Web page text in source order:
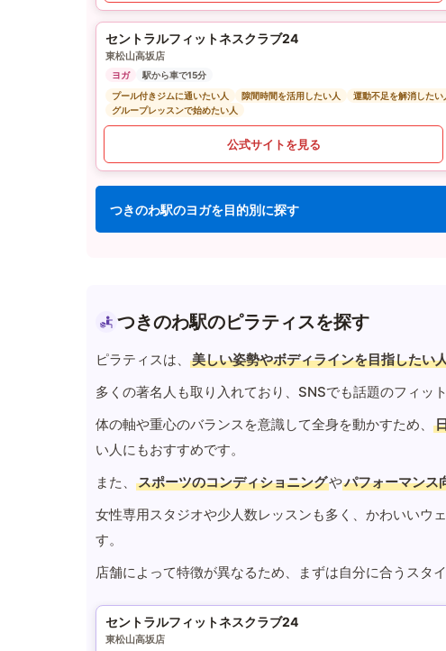
セントラルフィットネスクラブ24
東松山高坂店
ヨガ
駅から車で15分
プール付きジムに通いたい人
隙間時間を活用したい人 運動不足を解消したい
グループレッスンで始めたい人
公式サイトを見る
つきのわ駅のヨガを目的別に探す
つきのわ駅のピラティスを探す
ピラティスは、 美しい姿勢やボディラインを目指したい
多くの著名人も取り入れており、SNSでも話題のフィッ
体の軸や重心のバランスを意識して全身を動かすため、
い人にもおすすめです。
また、
スポーツのコンディショニングやパフォーマンス
女性専用スタジオや少人数レッスンも多く、かわいいウ
す。
店舗によって特徴が異なるため、まずは自分に合うスタ
セントラルフィットネスクラブ24
東松山高坂店